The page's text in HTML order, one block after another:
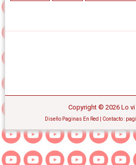
Copyright © 2026 Lo vi
Diseño Paginas En Red | Contacto :